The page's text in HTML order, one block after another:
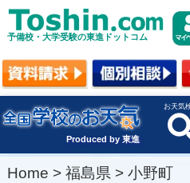
予備校・大学受験の東進ドットコム
Produced by 東進
お天気
Home > 福島県 > 小野町